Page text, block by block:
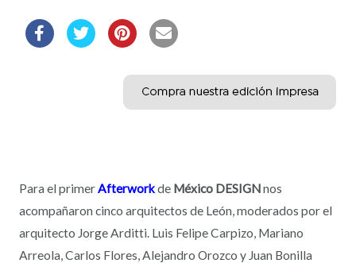
Para el primerAfterworkde México DESIGNnos
acompañaron cinco arquitectos de León, moderados por el
arquitecto Jorge Arditti. Luis Felipe Carpizo, Mariano
Arreola, Carlos Flores, Alejandro Orozco y Juan Bonilla